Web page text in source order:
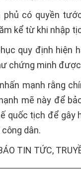
phủ có quyền
kể từ khi nhập
quy định hiện
chứng minh
mạnh rằng
mẽ này để
quốc tịch để gây
dân.
TIN TỨC,